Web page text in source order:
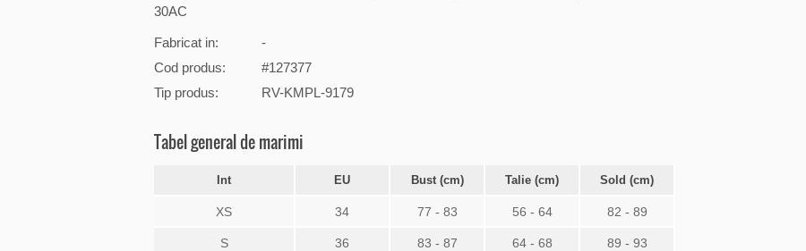
30AC
Fabricat in:
-
Cod produs:
#127377
Tip produs:
RV-KMPL-9179
Tabel general de marimi
Int EU Bust (cm) Talie (cm) Sold (cm)
XS 34 77 - 83 56 - 64 82 - 89
S 36 83 - 87 64 - 68 89 - 93